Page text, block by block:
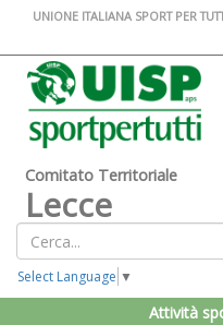
UNIONE ITALIANA SPORT PER
Comitato Territoriale
Lecce
Select Language ▼
Attività